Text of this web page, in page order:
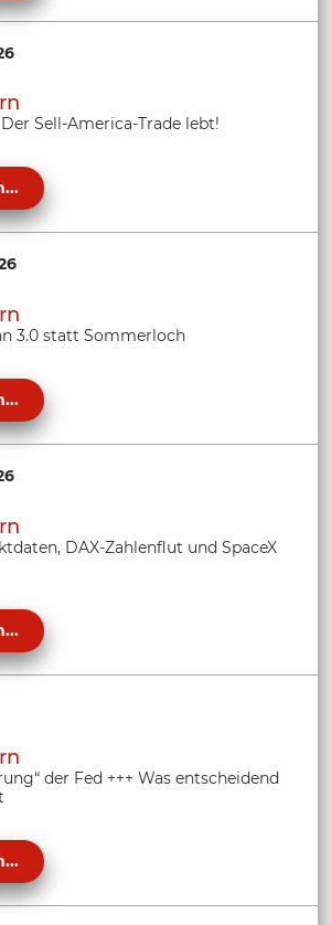
Sell-America-Trade lebt!
3.0 statt Sommerloch
DAX-Zahlenflut und SpaceX
der Fed +++ Was entscheidend